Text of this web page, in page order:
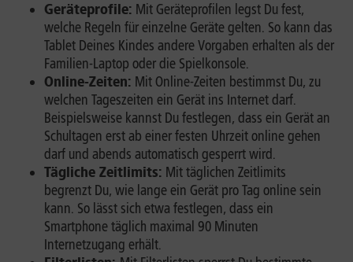
Geräteprofile: Mit Geräteprofilen legst Du fest,
welche Regeln für einzelne Geräte gelten. So kann das
Tablet Deines Kindes andere Vorgaben erhalten als der
Familien-Laptop oder die Spielkonsole.
Online-Zeiten: Mit Online-Zeiten bestimmst Du, zu
welchen Tageszeiten ein Gerät ins Internet darf.
Beispielsweise kannst Du festlegen, dass ein Gerät an
Schultagen erst ab einer festen Uhrzeit online gehen
darf und abends automatisch gesperrt wird.
Tägliche Zeitlimits: Mit täglichen Zeitlimits
begrenzt Du, wie lange ein Gerät pro Tag online sein
kann. So lässt sich etwa festlegen, dass ein
Smartphone täglich maximal 90 Minuten
Internetzugang erhält.